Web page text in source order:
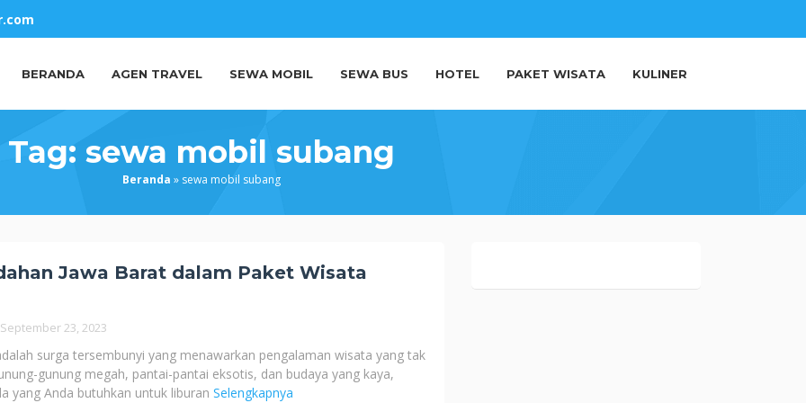
BERANDA AGEN TRAVEL SEWA MOBIL SEWA BUS HOTEL PAKET WISATA KULINER
Tag: sewa mobil subang
Beranda » sewa mobil subang
Jawa Barat dalam Paket Wisata
September 23, 2023
surga tersembunyi yang menawarkan pengalaman wisata yang tak
gunung megah, pantai-pantai eksotis, dan budaya yang kaya,
yang Anda butuhkan untuk liburan Selengkapnya